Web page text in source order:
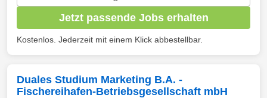
Jetzt passende Jobs erhalten
Kostenlos. Jederzeit mit einem Klick abbestellbar.
Duales Studium Marketing B.A. -
Fischereihafen-Betriebsgesellschaft mbH